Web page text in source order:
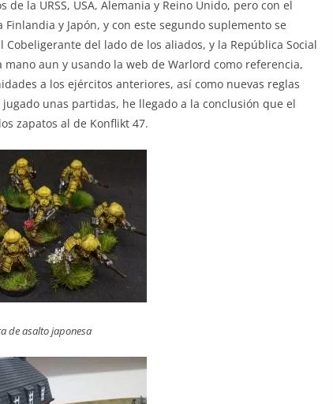
la URSS, USA, Alemania y Reino Unido, pero con el
y Japón, y con este segundo suplemento se
del lado de los aliados, y la República Social
aun y usando la web de Warlord como referencia,
a los ejércitos anteriores, así como nuevas reglas
unas partidas, he llegado a la conclusión que el
zapatos al de Konflikt 47.
de asalto japonesa